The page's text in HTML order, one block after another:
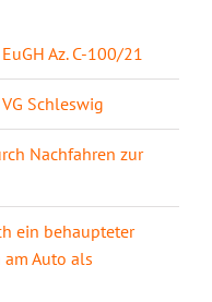
Az. C-100/21
Schleswig
Nachfahren zur
ein behaupteter
Auto als